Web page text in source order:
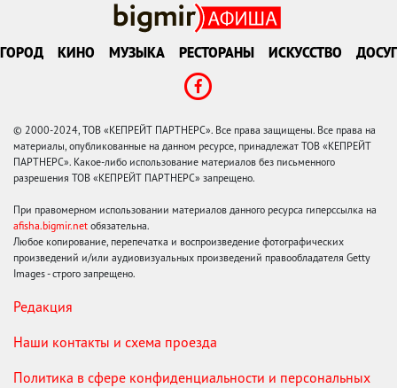
ГОРОД КИНО МУЗЫКА РЕСТОРАНЫ ИСКУССТВО ДОСУГ
© 2000-2024, ТОВ «КЕПРЕЙТ ПАРТНЕРС». Все права защищены. Все права на
материалы, опубликованные на данном ресурсе, принадлежат ТОВ «КЕПРЕЙТ
ПАРТНЕРС». Какое-либо использование материалов без письменного
разрешения ТОВ «КЕПРЕЙТ ПАРТНЕРС» запрещено.
При правомерном использовании материалов данного ресурса гиперссылка на
afisha.bigmir.net обязательна.
Любое копирование, перепечатка и воспроизведение фотографических
произведений и/или аудиовизуальных произведений правообладателя Getty
Images - строго запрещено.
Редакция
Наши контакты и схема проезда
Политика в сфере конфиденциальности и персональных